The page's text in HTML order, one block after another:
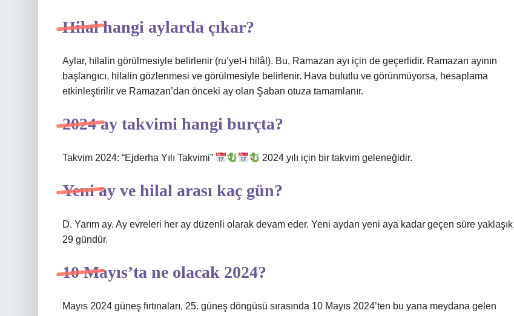
Hilal hangi aylarda çıkar?
Aylar, hilalin görülmesiyle belirlenir (ru’yet-i hilâl). Bu, Ramazan ayı için de geçerlidir. Ramazan ayının
başlangıcı, hilalin gözlenmesi ve görülmesiyle belirlenir. Hava bulutlu ve görünmüyorsa, hesaplama
etkinleştirilir ve Ramazan’dan önceki ay olan Şaban otuza tamamlanır.
2024 ay takvimi hangi burçta?
Takvim 2024: “Ejderha Yılı Takvimi” 2024 yılı için bir takvim geleneğidir.
Yeni ay ve hilal arası kaç gün?
D. Yarım ay. Ay evreleri her ay düzenli olarak devam eder. Yeni aydan yeni aya kadar geçen süre yaklaşık
29 gündür.
10 Mayıs’ta ne olacak 2024?
Mayıs 2024 güneş fırtınaları, 25. güneş döngüsü sırasında 10 Mayıs 2024’ten bu yana meydana gelen